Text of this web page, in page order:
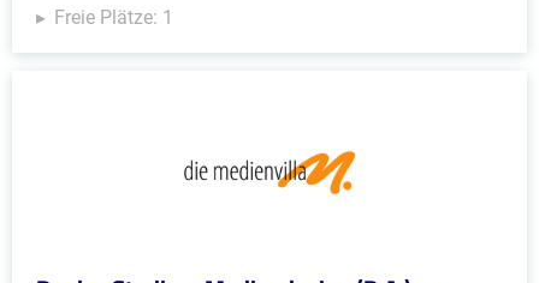
Freie Plätze: 1